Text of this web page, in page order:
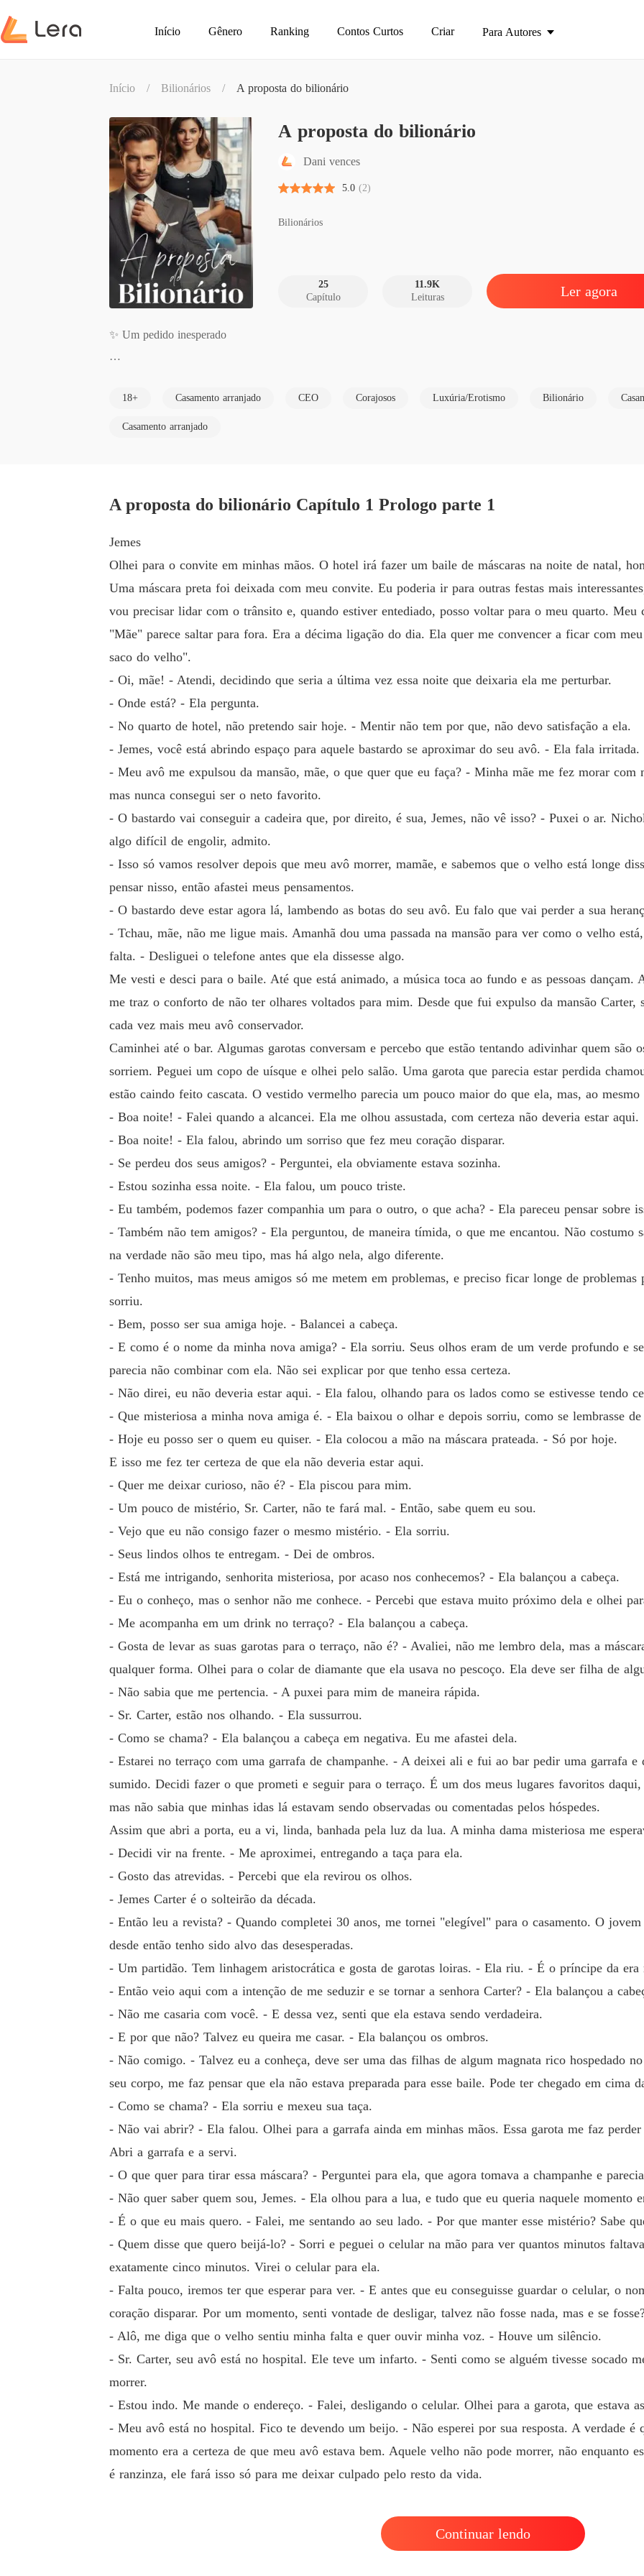
Início Gênero Ranking Contos Curtos Criar Para Autores
Início / Bilionários / A proposta do bilionário
A proposta do bilionário
Dani vences
5.0 (2)
Bilionários
25
Capítulo
11.9K
Leituras
Ler agora
✨ Um pedido inesperado
✨ Um bilionário convencido de que o amor não é para ele
Jemes Carter nunca acreditou no amor.
Mas quando seu avô impõe uma condição cruel para lhe entregar a cadeira de CEO - estar casado - ele percebe
r que até o próprio irmão já está noivo, Jemes toma uma decisão impulsiva: pedir em casamento a primeira mulher
Essa mulher é Emma, uma simples camareira de hotel que jamais imaginou se envolver com um bilionário.
Em uma noite inesquecível durante um baile de máscaras, os dois vivem um encontro intenso e inesperado. O que
ulher que o encantou naquela noite - um segredo que ela guarda em silêncio... até o dia em que ele surge com um
Entre contratos, aparências e sentimentos que fogem ao controle, Emma se vê presa a um jogo perigoso: um
edita ser incapaz de amar.
18+ Casamento arranjado CEO Corajosos Luxúria/Erotismo Bilionário
Casamento arranjado
A proposta do bilionário Capítulo 1 Prologo parte 1
Jemes
Olhei para o convite em minhas mãos. O hotel irá fazer um baile de máscaras na noite de natal,
Uma máscara preta foi deixada com meu convite. Eu poderia ir para outras festas mais
vou precisar lidar com o trânsito e, quando estiver entediado, posso voltar para o meu quarto.
"Mãe" parece saltar para fora. Era a décima ligação do dia. Ela quer me convencer a ficar com
saco do velho".
- Oi, mãe! - Atendi, decidindo que seria a última vez essa noite que deixaria ela me perturbar.
- Onde está? - Ela pergunta.
- No quarto de hotel, não pretendo sair hoje. - Mentir não tem por que, não devo satisfação a ela.
- Jemes, você está abrindo espaço para aquele bastardo se aproximar do seu avô. - Ela fala irritada.
- Meu avô me expulsou da mansão, mãe, o que quer que eu faça? - Minha mãe me fez morar
mas nunca consegui ser o neto favorito.
- O bastardo vai conseguir a cadeira que, por direito, é sua, Jemes, não vê isso? - Puxei o ar.
algo difícil de engolir, admito.
- Isso só vamos resolver depois que meu avô morrer, mamãe, e sabemos que o velho está longe
pensar nisso, então afastei meus pensamentos.
- O bastardo deve estar agora lá, lambendo as botas do seu avô. Eu falo que vai perder a sua
- Tchau, mãe, não me ligue mais. Amanhã dou uma passada na mansão para ver como o velho
falta. - Desliguei o telefone antes que ela dissesse algo.
Me vesti e desci para o baile. Até que está animado, a música toca ao fundo e as pessoas dançam.
me traz o conforto de não ter olhares voltados para mim. Desde que fui expulso da mansão
cada vez mais meu avô conservador.
Caminhei até o bar. Algumas garotas conversam e percebo que estão tentando adivinhar quem são
sorriem. Peguei um copo de uísque e olhei pelo salão. Uma garota que parecia estar perdida
estão caindo feito cascata. O vestido vermelho parecia um pouco maior do que ela, mas, ao mesmo
- Boa noite! - Falei quando a alcancei. Ela me olhou assustada, com certeza não deveria estar aqui.
- Boa noite! - Ela falou, abrindo um sorriso que fez meu coração disparar.
- Se perdeu dos seus amigos? - Perguntei, ela obviamente estava sozinha.
- Estou sozinha essa noite. - Ela falou, um pouco triste.
- Eu também, podemos fazer companhia um para o outro, o que acha? - Ela pareceu pensar sobre
- Também não tem amigos? - Ela perguntou, de maneira tímida, o que me encantou. Não costumo
na verdade não são meu tipo, mas há algo nela, algo diferente.
- Tenho muitos, mas meus amigos só me metem em problemas, e preciso ficar longe de
sorriu.
- Bem, posso ser sua amiga hoje. - Balancei a cabeça.
- E como é o nome da minha nova amiga? - Ela sorriu. Seus olhos eram de um verde profundo e
parecia não combinar com ela. Não sei explicar por que tenho essa certeza.
- Não direi, eu não deveria estar aqui. - Ela falou, olhando para os lados como se estivesse tendo
- Que misteriosa a minha nova amiga é. - Ela baixou o olhar e depois sorriu, como se lembrasse de
- Hoje eu posso ser o quem eu quiser. - Ela colocou a mão na máscara prateada. - Só por hoje.
E isso me fez ter certeza de que ela não deveria estar aqui.
- Quer me deixar curioso, não é? - Ela piscou para mim.
- Um pouco de mistério, Sr. Carter, não te fará mal. - Então, sabe quem eu sou.
- Vejo que eu não consigo fazer o mesmo mistério. - Ela sorriu.
- Seus lindos olhos te entregam. - Dei de ombros.
- Está me intrigando, senhorita misteriosa, por acaso nos conhecemos? - Ela balançou a cabeça.
- Eu o conheço, mas o senhor não me conhece. - Percebi que estava muito próximo dela e olhei
- Me acompanha em um drink no terraço? - Ela balançou a cabeça.
- Gosta de levar as suas garotas para o terraço, não é? - Avaliei, não me lembro dela, mas a
qualquer forma. Olhei para o colar de diamante que ela usava no pescoço. Ela deve ser filha de
- Não sabia que me pertencia. - A puxei para mim de maneira rápida.
- Sr. Carter, estão nos olhando. - Ela sussurrou.
- Como se chama? - Ela balançou a cabeça em negativa. Eu me afastei dela.
- Estarei no terraço com uma garrafa de champanhe. - A deixei ali e fui ao bar pedir uma garrafa e
sumido. Decidi fazer o que prometi e seguir para o terraço. É um dos meus lugares favoritos
mas não sabia que minhas idas lá estavam sendo observadas ou comentadas pelos hóspedes.
Assim que abri a porta, eu a vi, linda, banhada pela luz da lua. A minha dama misteriosa me
- Decidi vir na frente. - Me aproximei, entregando a taça para ela.
- Gosto das atrevidas. - Percebi que ela revirou os olhos.
- Jemes Carter é o solteirão da década.
- Então leu a revista? - Quando completei 30 anos, me tornei "elegível" para o casamento. O jovem
desde então tenho sido alvo das desesperadas.
- Um partidão. Tem linhagem aristocrática e gosta de garotas loiras. - Ela riu. - É o príncipe da era
- Então veio aqui com a intenção de me seduzir e se tornar a senhora Carter? - Ela balançou a
- Não me casaria com você. - E dessa vez, senti que ela estava sendo verdadeira.
- E por que não? Talvez eu queira me casar. - Ela balançou os ombros.
- Não comigo. - Talvez eu a conheça, deve ser uma das filhas de algum magnata rico hospedado
seu corpo, me faz pensar que ela não estava preparada para esse baile. Pode ter chegado em cima
- Como se chama? - Ela sorriu e mexeu sua taça.
- Não vai abrir? - Ela falou. Olhei para a garrafa ainda em minhas mãos. Essa garota me faz
Abri a garrafa e a servi.
- O que quer para tirar essa máscara? - Perguntei para ela, que agora tomava a champanhe e
- Não quer saber quem sou, Jemes. - Ela olhou para a lua, e tudo que eu queria naquele momento
- É o que eu mais quero. - Falei, me sentando ao seu lado. - Por que manter esse mistério? Sabe
- Quem disse que quero beijá-lo? - Sorri e peguei o celular na mão para ver quantos minutos
exatamente cinco minutos. Virei o celular para ela.
- Falta pouco, iremos ter que esperar para ver. - E antes que eu conseguisse guardar o celular, o
coração disparar. Por um momento, senti vontade de desligar, talvez não fosse nada, mas e se
- Alô, me diga que o velho sentiu minha falta e quer ouvir minha voz. - Houve um silêncio.
- Sr. Carter, seu avô está no hospital. Ele teve um infarto. - Senti como se alguém tivesse socado
morrer.
- Estou indo. Me mande o endereço. - Falei, desligando o celular. Olhei para a garota, que estava
- Meu avô está no hospital. Fico te devendo um beijo. - Não esperei por sua resposta. A verdade é
momento era a certeza de que meu avô estava bem. Aquele velho não pode morrer, não enquanto
é ranzinza, ele fará isso só para me deixar culpado pelo resto da vida.
Continuar lendo
A
A
A
A
A
Capítulo
A
A
A